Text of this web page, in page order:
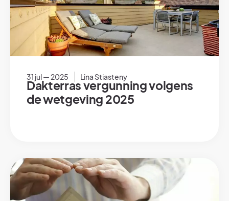
31 jul — 2025 Lina Stiasteny
Dakterras vergunning volgens
de wetgeving 2025